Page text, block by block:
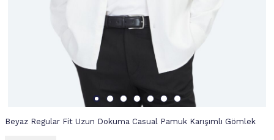
Beyaz Regular Fit Uzun Dokuma Casual Pamuk Karışımlı Gömlek